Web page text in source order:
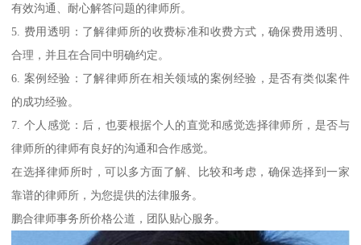
有效沟通、耐心解答问题的律师所。
5. 费用透明：了解律师所的收费标准和收费方式，确保费用透明、
合理，并且在合同中明确约定。
6. 案例经验：了解律师所在相关领域的案例经验，是否有类似案件
的成功经验。
7. 个人感觉：后，也要根据个人的直觉和感觉选择律师所，是否与
律师所的律师有良好的沟通和合作感觉。
在选择律师所时，可以多方面了解、比较和考虑，确保选择到一家
靠谱的律师所，为您提供的法律服务。
鹏合律师事务所价格公道，团队贴心服务。